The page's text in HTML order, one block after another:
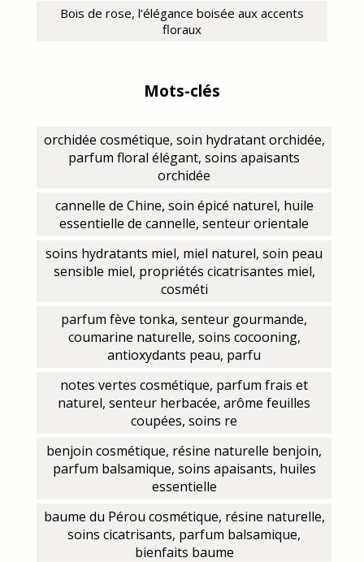
Bois de rose, l’élégance boisée aux accents
floraux
Mots-clés
orchidée cosmétique, soin hydratant orchidée,
parfum floral élégant, soins apaisants
orchidée
cannelle de Chine, soin épicé naturel, huile
essentielle de cannelle, senteur orientale
soins hydratants miel, miel naturel, soin peau
sensible miel, propriétés cicatrisantes miel,
cosméti
parfum fève tonka, senteur gourmande,
coumarine naturelle, soins cocooning,
antioxydants peau, parfu
notes vertes cosmétique, parfum frais et
naturel, senteur herbacée, arôme feuilles
coupées, soins re
benjoin cosmétique, résine naturelle benjoin,
parfum balsamique, soins apaisants, huiles
essentielle
baume du Pérou cosmétique, résine naturelle,
soins cicatrisants, parfum balsamique,
bienfaits baume